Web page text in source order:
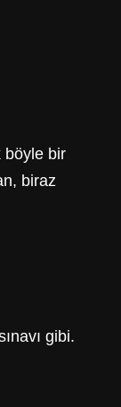
böyle bir
biraz
gibi.